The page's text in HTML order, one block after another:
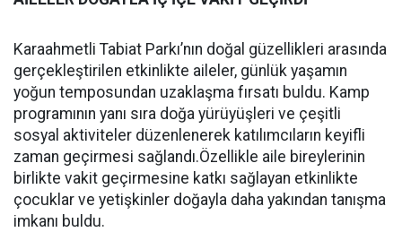
Karaahmetli Tabiat Parkı’nın doğal güzellikleri arasında
gerçekleştirilen etkinlikte aileler, günlük yaşamın
yoğun temposundan uzaklaşma fırsatı buldu. Kamp
programının yanı sıra doğa yürüyüşleri ve çeşitli
sosyal aktiviteler düzenlenerek katılımcıların keyifli
zaman geçirmesi sağlandı.Özellikle aile bireylerinin
birlikte vakit geçirmesine katkı sağlayan etkinlikte
çocuklar ve yetişkinler doğayla daha yakından tanışma
imkanı buldu.